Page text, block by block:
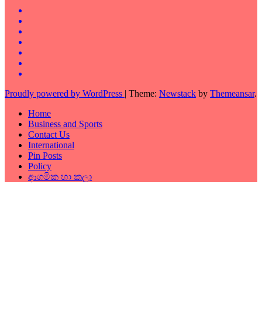
Proudly powered by WordPress | Theme: Newstack by Themeansar.
Home
Business and Sports
Contact Us
International
Pin Posts
Policy
ආගමික හා කලා